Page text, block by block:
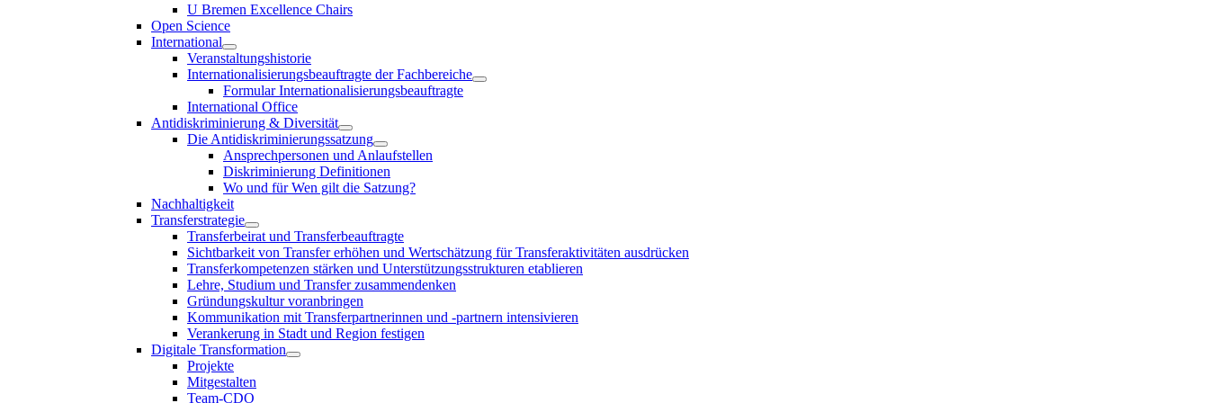
U Bremen Excellence Chairs
Open Science
International
Veranstaltungshistorie
Internationalisierungsbeauftragte der Fachbereiche
Formular Internationalisierungsbeauftragte
International Office
Antidiskriminierung & Diversität
Die Antidiskriminierungssatzung
Ansprechpersonen und Anlaufstellen
Diskriminierung Definitionen
Wo und für Wen gilt die Satzung?
Nachhaltigkeit
Transferstrategie
Transferbeirat und Transferbeauftragte
Sichtbarkeit von Transfer erhöhen und Wertschätzung für Transferaktivitäten ausdrücken
Transferkompetenzen stärken und Unterstützungsstrukturen etablieren
Lehre, Studium und Transfer zusammendenken
Gründungskultur voranbringen
Kommunikation mit Transferpartnerinnen und -partnern intensivieren
Verankerung in Stadt und Region festigen
Digitale Transformation
Projekte
Mitgestalten
Team-CDO